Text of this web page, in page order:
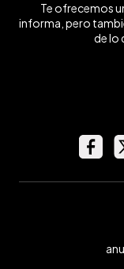
Te ofrecemos
informa, pero
de lo